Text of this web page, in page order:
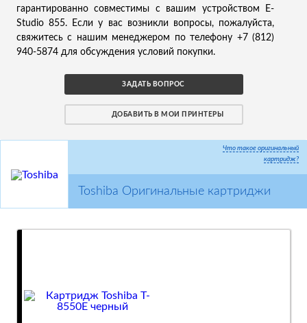
гарантированно совместимы с вашим устройством E-
Studio 855. Если у вас возникли вопросы, пожалуйста,
свяжитесь с нашим менеджером по телефону +7 (812)
940-5874 для обсуждения условий покупки.
ЗАДАТЬ ВОПРОС
ДОБАВИТЬ В МОИ ПРИНТЕРЫ
Что такое оригинальный
картридж?
Toshiba Оригинальные картриджи